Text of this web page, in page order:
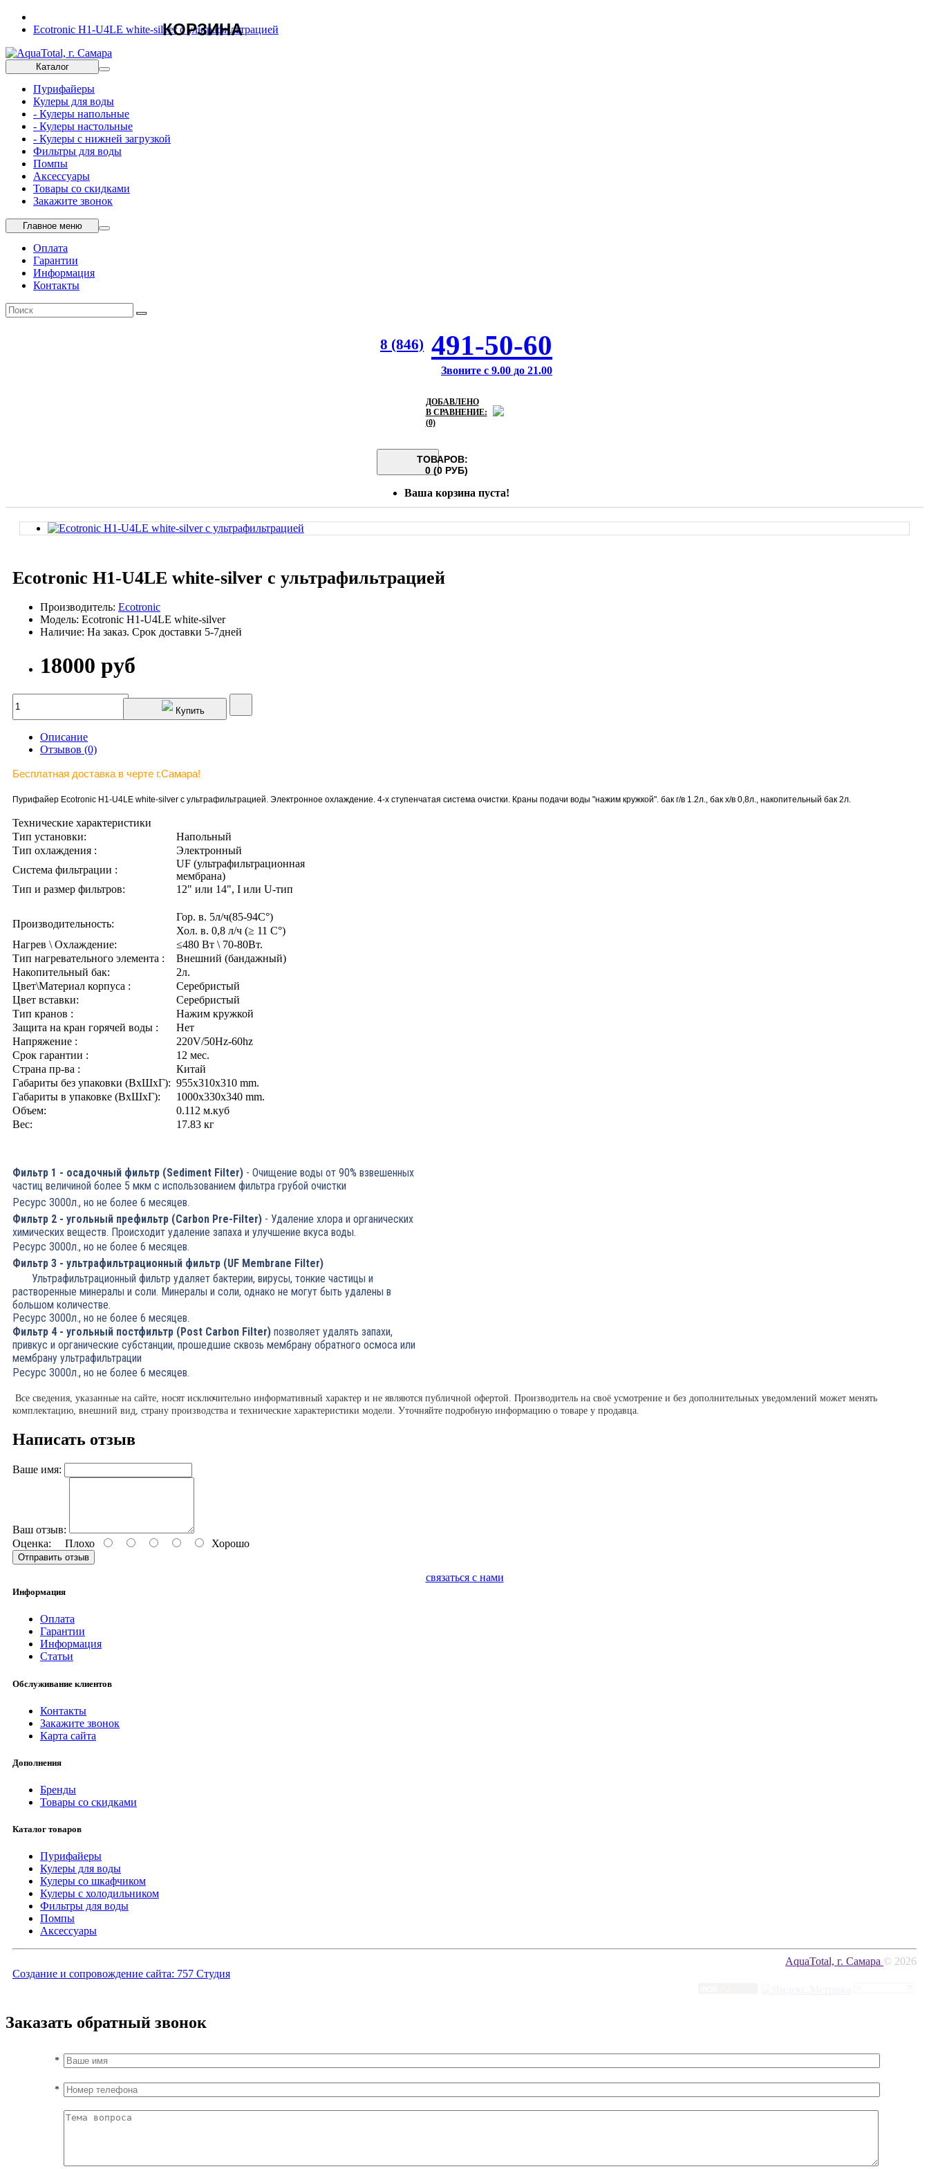
Ecotronic H1-U4LE white-silver с ультрафильтрацией
Каталог
Пурифайеры
Кулеры для воды
- Кулеры напольные
- Кулеры настольные
- Кулеры с нижней загрузкой
Фильтры для воды
Помпы
Аксессуары
Товары со скидками
Закажите звонок
Главное меню
Оплата
Гарантии
Информация
Контакты
8 (846) 491-50-60
Звоните с 9.00 до 21.00
ДОБАВЛЕНО
В СРАВНЕНИЕ:
(0)
ТОВАРОВ:
0 (0 РУБ)
КОРЗИНА
Ваша корзина пуста!
Ecotronic H1-U4LE white-silver с ультрафильтрацией
Производитель: Ecotronic
Модель: Ecotronic H1-U4LE white-silver
Наличие: На заказ. Срок доставки 5-7дней
18000 руб
Купить
Описание
Отзывов (0)
Бесплатная доставка в черте г.Самара!
Пурифайер Ecotronic H1-U4LE white-silver с ультрафильтрацией. Электронное охлаждение. 4-х ступенчатая система очистки. Краны подачи воды "нажим кружкой". бак г/в 1.2л., бак х/в 0,8л., накопительный бак 2л.
Технические характеристики
Тип установки:
Напольный
Тип охлаждения :
Электронный
Система фильтрации :
UF (ультрафильтрационная
мембрана)
Тип и размер фильтров:
12" или 14", I или U-тип
Производительность:
Гор. в. 5л/ч(85-94C°)
Хол. в. 0,8 л/ч (≥ 11 C°)
Нагрев \ Охлаждение:
≤480 Вт \ 70-80Вт.
Тип нагревательного элемента :
Внешний (бандажный)
Накопительный бак:
2л.
Цвет\Материал корпуса :
Серебристый
Цвет вставки:
Серебристый
Тип кранов :
Нажим кружкой
Защита на кран горячей воды :
Нет
Напряжение :
220V/50Hz-60hz
Срок гарантии :
12 мес.
Страна пр-ва :
Китай
Габариты без упаковки (ВxШxГ): 955x310x310 mm.
Габариты в упаковке (ВxШxГ):
1000x330x340 mm.
Объем:
0.112 м.куб
Вес:
17.83 кг
Фильтр 1 - осадочный фильтр (Sediment Filter) - Очищение воды от 90% взвешенных
частиц величиной более 5 мкм с использованием фильтра грубой очистки
Ресурс 3000л., но не более 6 месяцев.
Фильтр 2 - угольный префильтр (Carbon Pre-Filter) - Удаление хлора и органических
химических веществ. Происходит удаление запаха и улучшение вкуса воды.
Ресурс 3000л., но не более 6 месяцев.
Фильтр 3 - ультрафильтрационный фильтр (UF Membrane Filter)
Ультрафильтрационный фильтр удаляет бактерии, вирусы, тонкие частицы и
растворенные минералы и соли. Минералы и соли, однако не могут быть удалены в
большом количестве.
Ресурс 3000л., но не более 6 месяцев.
Фильтр 4 - угольный постфильтр (Post Carbon Filter) позволяет удалять запахи,
привкус и органические субстанции, прошедшие сквозь мембрану обратного осмоса или
мембрану ультрафильтрации
Ресурс 3000л., но не более 6 месяцев.
Все сведения, указанные на сайте, носят исключительно информативный характер и не являются публичной офертой. Производитель на своё усмотрение и без дополнительных уведомлений может менять
комплектацию, внешний вид, страну производства и технические характеристики модели. Уточняйте подробную информацию о товаре у продавца.
Написать отзыв
Ваше имя:
Ваш отзыв:
Оценка: Плохо Хорошо
Отправить отзыв
связаться с нами
Информация
Оплата
Гарантии
Информация
Статьи
Обслуживание клиентов
Контакты
Закажите звонок
Карта сайта
Дополнения
Бренды
Товары со скидками
Каталог товаров
Пурифайеры
Кулеры для воды
Кулеры со шкафчиком
Кулеры с холодильником
Фильтры для воды
Помпы
Аксессуары
AquaTotal, г. Самара © 2026
Создание и сопровождение сайта: 757 Студия
Заказать обратный звонок
*
*